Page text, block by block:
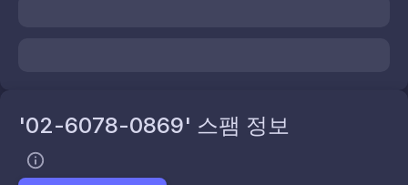
'02-6078-0869' 스팸 정보